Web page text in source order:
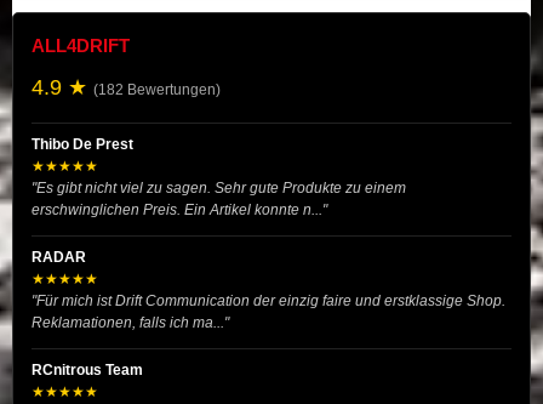
ALL4DRIFT
4.9 ★ (182 Bewertungen)
Thibo De Prest
★★★★★
"Es gibt nicht viel zu sagen. Sehr gute Produkte zu einem
erschwinglichen Preis. Ein Artikel konnte n..."
RADAR
★★★★★
"Für mich ist Drift Communication der einzig faire und erstklassige Shop.
Reklamationen, falls ich ma..."
RCnitrous Team
★★★★★